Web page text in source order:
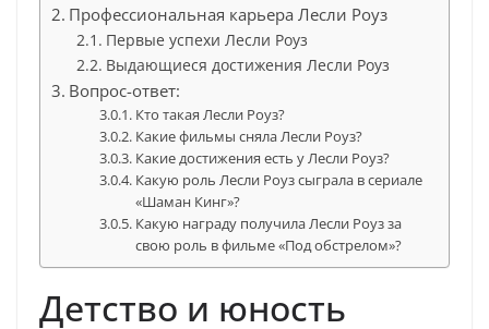
Профессиональная карьера Лесли Роуз
Первые успехи Лесли Роуз
Выдающиеся достижения Лесли Роуз
Вопрос-ответ:
Кто такая Лесли Роуз?
Какие фильмы сняла Лесли Роуз?
Какие достижения есть у Лесли Роуз?
Какую роль Лесли Роуз сыграла в сериале
«Шаман Кинг»?
Какую награду получила Лесли Роуз за
свою роль в фильме «Под обстрелом»?
Детство и юность